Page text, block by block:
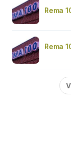
Rema
Rema